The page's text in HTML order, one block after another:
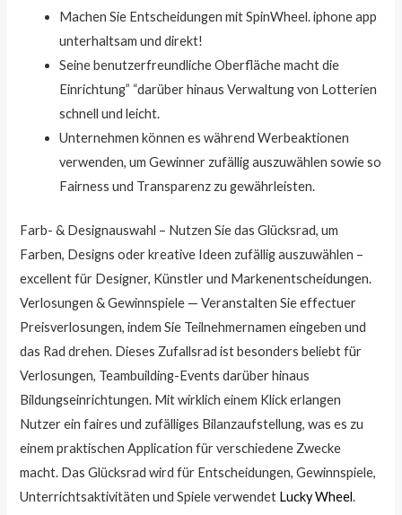
Machen Sie Entscheidungen mit SpinWheel. iphone app
unterhaltsam und direkt!
Seine benutzerfreundliche Oberfläche macht die
Einrichtung” “darüber hinaus Verwaltung von Lotterien
schnell und leicht.
Unternehmen können es während Werbeaktionen
verwenden, um Gewinner zufällig auszuwählen sowie so
Fairness und Transparenz zu gewährleisten.
Farb- & Designauswahl – Nutzen Sie das Glücksrad, um
Farben, Designs oder kreative Ideen zufällig auszuwählen –
excellent für Designer, Künstler und Markenentscheidungen.
Verlosungen & Gewinnspiele — Veranstalten Sie effectuer
Preisverlosungen, indem Sie Teilnehmernamen eingeben und
das Rad drehen. Dieses Zufallsrad ist besonders beliebt für
Verlosungen, Teambuilding-Events darüber hinaus
Bildungseinrichtungen. Mit wirklich einem Klick erlangen
Nutzer ein faires und zufälliges Bilanzaufstellung, was es zu
einem praktischen Application für verschiedene Zwecke
macht. Das Glücksrad wird für Entscheidungen, Gewinnspiele,
Unterrichtsaktivitäten und Spiele verwendet Lucky Wheel.